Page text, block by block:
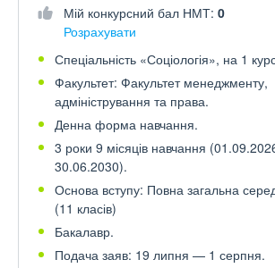
Мій конкурсний бал НМТ: 0
Розрахувати
Спеціальність «Соціологія», на 1
Факультет: Факультет менеджменту,
адміністрування та права.
Денна форма навчання.
3 роки 9 місяців навчання
30.06.2030).
Основа вступу: Повна загальна
(11 класів)
Бакалавр.
Подача заяв: 19 липня — 1 серпня.